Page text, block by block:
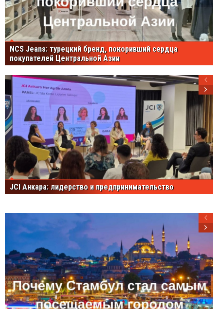
NCS Jeans: турецкий бренд, покоривший сердца
покупателей Центральной Азии
JCI Анкара: лидерство и предпринимательство